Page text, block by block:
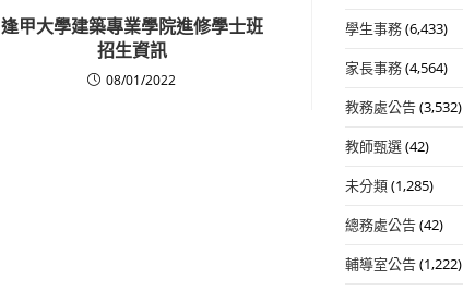
逢甲大學建築專業學院進修學士班
招生資訊
08/01/2022
學生事務(6,433)
家長事務(4,564)
教務處公告(3,532)
教師甄選(42)
未分類(1,285)
總務處公告(42)
輔導室公告(1,222)